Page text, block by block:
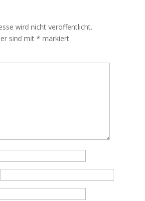
wird nicht veröffentlicht.
sind mit * markiert